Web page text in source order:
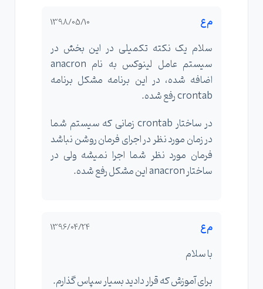
م ع 1398/05/10
سلام یک نکته تکمیلی در این بخش در
سیستم عامل لینوکس به نام anacron
اضافه شده، در این برنامه مشکل برنامه
crontab رفع شده.
در ساختار crontab زمانی که سیستم شما
در زمان مورد نظر در اجرای فرمان روشن نباشد
فرمان مورد نظر شما اجرا نمیشه ولی در
ساختار anacron این مشکل رفع شده.
م ع 1396/04/24
با سلام
برای آموزش که قرار دادید بسیار سپاس گذارم.